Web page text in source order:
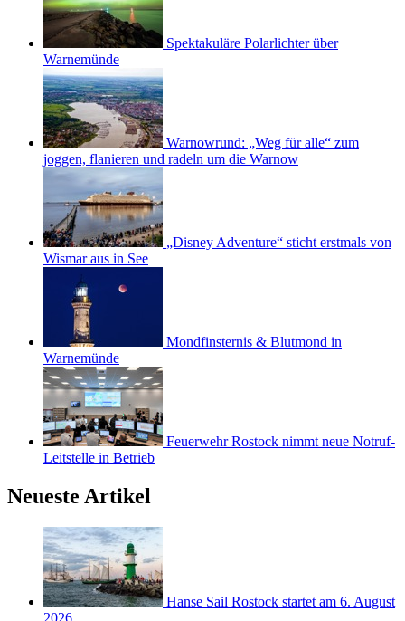
Spektakuläre Polarlichter über
Warnemünde
Warnowrund: „Weg für alle“ zum
joggen, flanieren und radeln um die Warnow
„Disney Adventure“ sticht erstmals von
Wismar aus in See
Mondfinsternis & Blutmond in
Warnemünde
Feuerwehr Rostock nimmt neue Notruf-
Leitstelle in Betrieb
Neueste Artikel
Hanse Sail Rostock startet am 6. August
2026